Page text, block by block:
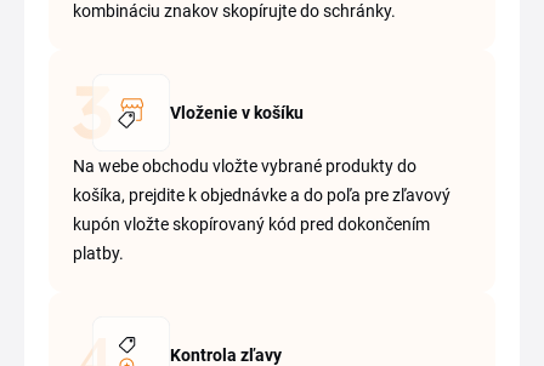
kombináciu znakov skopírujte do schránky.
Vloženie v košíku
Na webe obchodu vložte vybrané produkty do
košíka, prejdite k objednávke a do poľa pre zľavový
kupón vložte skopírovaný kód pred dokončením
platby.
Kontrola zľavy